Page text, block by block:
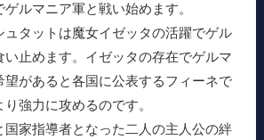
ルマニア軍と戦い始めます。
ュタットは魔女イゼッタの活躍でゲル
い止めます。イゼッタの存在でゲルマ
望があると各国に公表するフィーネで
強力に攻めるのです。
国家指導者となった二人の主人公の絆